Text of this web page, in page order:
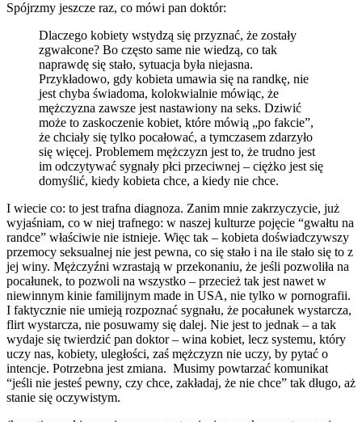
Spójrzmy jeszcze raz, co mówi pan doktór:
Dlaczego kobiety wstydzą się przyznać, że zostały
zgwałcone? Bo często same nie wiedzą, co tak
naprawdę się stało, sytuacja była niejasna.
Przykładowo, gdy kobieta umawia się na randkę, nie
jest chyba świadoma, kolokwialnie mówiąc, że
mężczyzna zawsze jest nastawiony na seks. Dziwić
może to zaskoczenie kobiet, które mówią „po fakcie”,
że chciały się tylko pocałować, a tymczasem zdarzyło
się więcej. Problemem mężczyzn jest to, że trudno jest
im odczytywać sygnały płci przeciwnej – ciężko jest się
domyślić, kiedy kobieta chce, a kiedy nie chce.
I wiecie co: to jest trafna diagnoza. Zanim mnie zakrzyczycie, już
wyjaśniam, co w niej trafnego: w naszej kulturze pojęcie “gwałtu na
randce” właściwie nie istnieje. Więc tak – kobieta doświadczywszy
przemocy seksualnej nie jest pewna, co się stało i na ile stało się to z
jej winy. Mężczyźni wzrastają w przekonaniu, że jeśli pozwoliła na
pocałunek, to pozwoli na wszystko – przecież tak jest nawet w
niewinnym kinie familijnym made in USA, nie tylko w pornografii.
I faktycznie nie umieją rozpoznać sygnału, że pocałunek wystarcza,
flirt wystarcza, nie posuwamy się dalej. Nie jest to jednak – a tak
wydaje się twierdzić pan doktor – wina kobiet, lecz systemu, który
uczy nas, kobiety, uległości, zaś mężczyzn nie uczy, by pytać o
intencje. Potrzebna jest zmiana. Musimy powtarzać komunikat
“jeśli nie jesteś pewny, czy chce, zakładaj, że nie chce” tak długo, aż
stanie się oczywistym.